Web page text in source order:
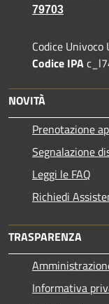
79703
Codice Univoco
Codice IPA
NOVITÀ
Prenotazione
Segnalazione
Leggi le FAQ
Richiedi
TRASPARENZA
Informativa